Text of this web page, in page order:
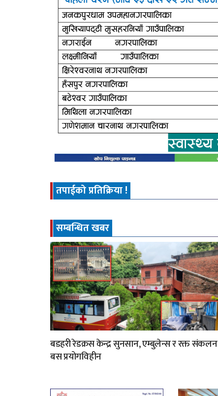
तपाईको प्रतिक्रिया !
सम्बन्धित खबर
बडहरी रेडक्रस केन्द्र सुनसान, एम्बुलेन्स र रक्त संकलन
बस प्रयोगविहीन